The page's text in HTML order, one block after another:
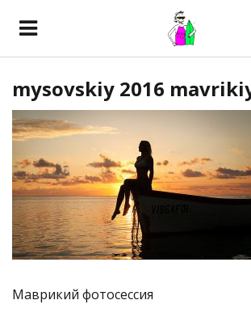
mysovskiy 2016
Маврикий фотосессия